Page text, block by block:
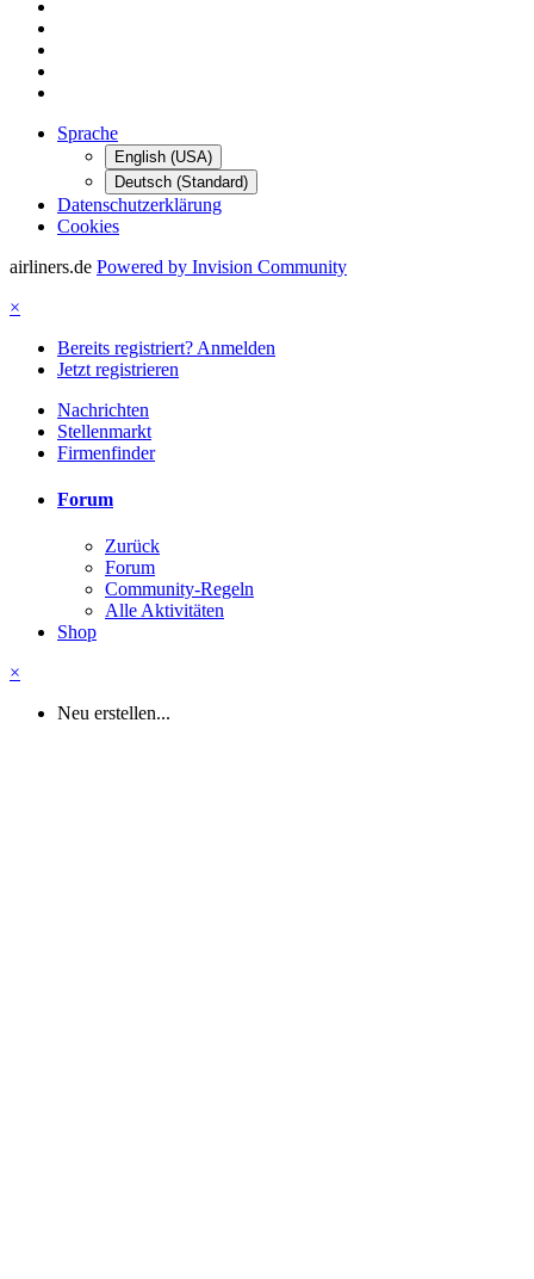
Sprache
English (USA)
Deutsch (Standard)
Datenschutzerklärung
Cookies
airliners.de Powered by Invision Community
×
Bereits registriert? Anmelden
Jetzt registrieren
Nachrichten
Stellenmarkt
Firmenfinder
Forum
Zurück
Forum
Community-Regeln
Alle Aktivitäten
Shop
×
Neu erstellen...